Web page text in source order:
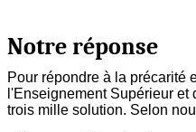
Notre réponse
Pour répondre à la précarité
l'Enseignement Supérieur
trois mille solution. Selon